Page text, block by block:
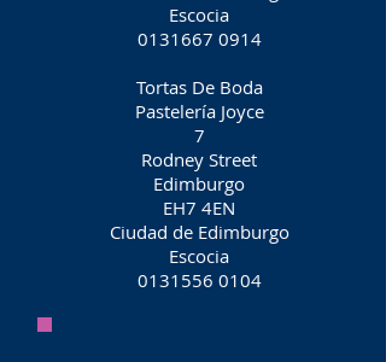
Escocia
0131667 0914
Tortas De Boda
Pastelería Joyce
7
Rodney Street
Edimburgo
EH7 4EN
Ciudad de Edimburgo
Escocia
0131556 0104